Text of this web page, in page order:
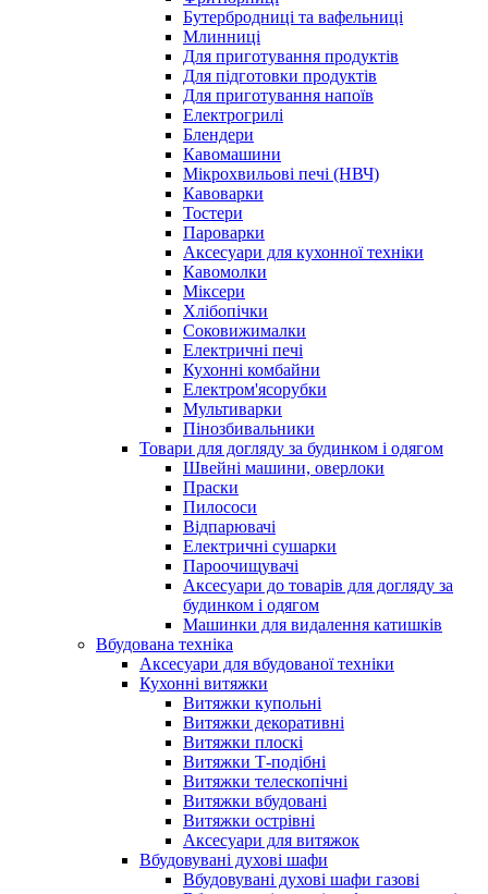
Бутербродниці та вафельниці
Млинниці
Для приготування продуктів
Для підготовки продуктів
Для приготування напоїв
Електрогрилі
Блендери
Кавомашини
Мікрохвильові печі (НВЧ)
Кавоварки
Тостери
Пароварки
Аксесуари для кухонної техніки
Кавомолки
Міксери
Хлібопічки
Соковижималки
Електричні печі
Кухонні комбайни
Електром'ясорубки
Мультиварки
Пінозбивальники
Товари для догляду за будинком і одягом
Швейні машини, оверлоки
Праски
Пилососи
Відпарювачі
Електричні сушарки
Пароочищувачі
Аксесуари до товарів для догляду за
будинком і одягом
Машинки для видалення катишків
Вбудована техніка
Аксесуари для вбудованої техніки
Кухонні витяжки
Витяжки купольні
Витяжки декоративні
Витяжки плоскі
Витяжки Т-подібні
Витяжки телескопічні
Витяжки вбудовані
Витяжки острівні
Аксесуари для витяжок
Вбудовувані духові шафи
Вбудовувані духові шафи газові